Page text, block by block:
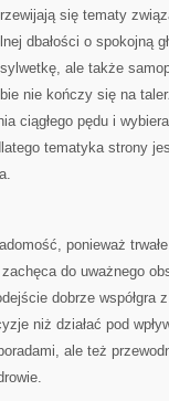
się tematy
dbałości o spokojną
ale także
nie kończy się na
ciągłego pędu i
tematyka strony
ponieważ
do uważnego
dobrze współgra
niż działać pod
ale też